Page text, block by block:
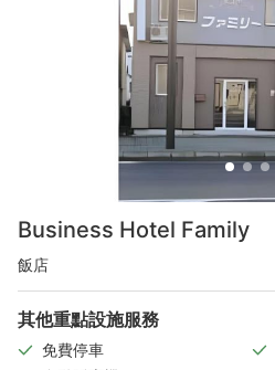
Business Hotel Family
飯店
其他重點設施服務
免費停車